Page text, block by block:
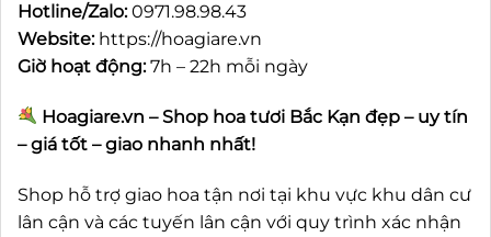
Hotline/Zalo:0971.98.98.43
Website: https://hoagiare.vn
Giờ hoạt động:7h – 22h mỗi ngày
Hoagiare.vn – Shop hoa tươi Bắc Kạn đẹp – uy tín
– giá tốt – giao nhanh nhất!
Shop hỗ trợ giao hoa tận nơi tại khu vực khu dân cư
lân cận và các tuyến lân cận với quy trình xác nhận